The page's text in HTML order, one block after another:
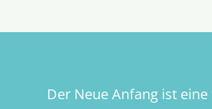
Der Neue Anfang ist